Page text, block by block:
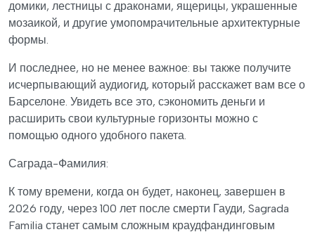
домики, лестницы с драконами, ящерицы, украшенные
мозаикой, и другие умопомрачительные архитектурные
формы.
И последнее, но не менее важное: вы также получите
исчерпывающий аудиогид, который расскажет вам все о
Барселоне. Увидеть все это, сэкономить деньги и
расширить свои культурные горизонты можно с
помощью одного удобного пакета.
Саграда-Фамилия:
К тому времени, когда он будет, наконец, завершен в
2026 году, через 100 лет после смерти Гауди, Sagrada
Familia станет самым сложным краудфандинговым